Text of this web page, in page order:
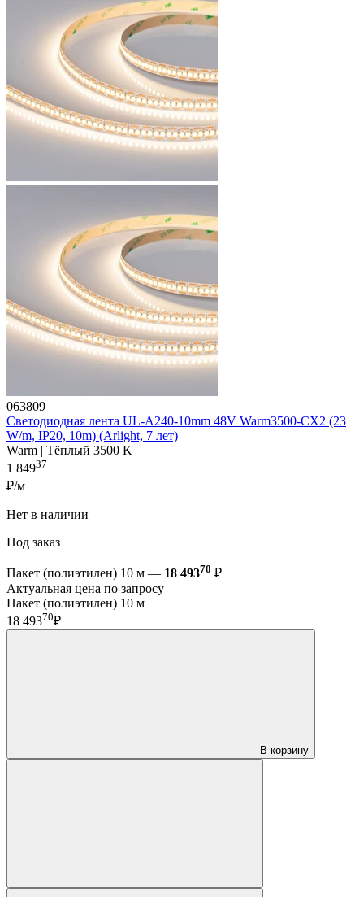
063809
Светодиодная лента UL-A240-10mm 48V Warm3500-CX2 (23
W/m, IP20, 10m) (Arlight, 7 лет)
Warm | Тёплый 3500 K
1 84937
₽/м
Нет в наличии
Под заказ
Пакет (полиэтилен) 10 м — 18 49370 ₽
Актуальная цена по запросу
Пакет (полиэтилен) 10 м
18 49370₽
В корзину